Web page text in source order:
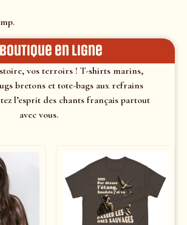
Boutique en ligne
vos terroirs ! T-shirts marins,
bretons et tote-bags aux refrains
l’esprit des chants français partout
avec vous.